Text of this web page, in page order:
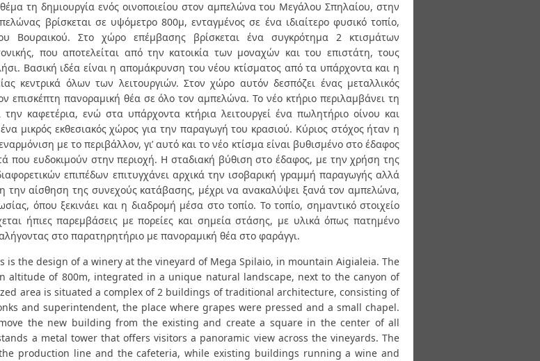
τη δημιουργία ενός οινοποιείου στον αμπελώνα του Μεγάλου Σπηλαίου, στην
βρίσκεται σε υψόμετρο 800μ, ενταγμένος σε ένα ιδιαίτερο φυσικό τοπίο,
Βουραικού. Στο χώρο επέμβασης βρίσκεται ένα συγκρότημα 2 κτισμάτων
που αποτελείται από την κατοικία των μοναχών και του επιστάτη, τους
Βασική ιδέα είναι η απομάκρυνση του νέου κτίσματος από τα υπάρχοντα και η
κεντρικά όλων των λειτουργιών. Στον χώρο αυτόν δεσπόζει ένας μεταλλικός
επισκέπτη πανοραμική θέα σε όλο τον αμπελώνα. Το νέο κτήριο περιλαμβάνει τη
καφετέρια, ενώ στα υπάρχοντα κτήρια λειτουργεί ένα πωλητήριο οίνου και
μικρός εκθεσιακός χώρος για την παραγωγή του κρασιού. Κύριος στόχος ήταν η
με το περιβάλλον, γι’ αυτό και το νέο κτίσμα είναι βυθισμένο στο έδαφος
που ευδοκιμούν στην περιοχή. Η σταδιακή βύθιση στο έδαφος, με την χρήση της
επιπέδων επιτυγχάνει αρχικά την ισοβαρική γραμμή παραγωγής αλλά
την αίσθηση της συνεχούς κατάβασης, μέχρι να ανακαλύψει ξανά τον αμπελώνα,
όπου ξεκινάει και η διαδρομή μέσα στο τοπίο. Το τοπίο, σημαντικό στοιχείο
ήπιες παρεμβάσεις με πορείες και σημεία στάσης, με υλικά όπως πατημένο
στο παρατηρητήριο με πανοραμική θέα στο φαράγγι.
is the design of a winery at the vineyard of Mega Spilaio, in mountain Aigialeia. The
altitude of 800m, integrated in a unique natural landscape, next to the canyon of
area is situated a complex of 2 buildings of traditional architecture, consisting of
and superintendent, the place where grapes were pressed and a small chapel.
the new building from the existing and create a square in the center of all
a metal tower that offers visitors a panoramic view across the vineyards. The
production line and the cafeteria, while existing buildings running a wine and